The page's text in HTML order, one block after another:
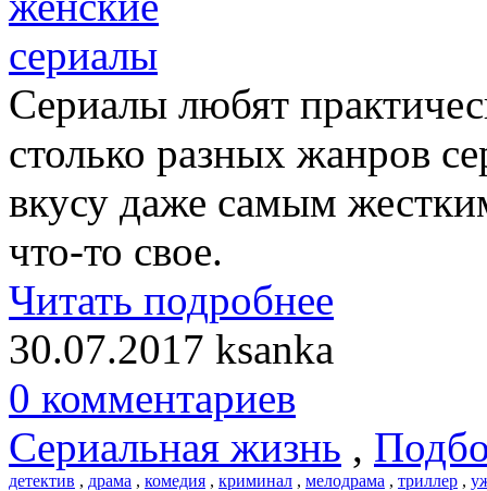
Сериалы любят
столько разных жанров
вкусу даже самым
что-то свое.
Читать подробнее
30.07.2017 ksanka
0 комментариев
Сериальная жизнь ,
детектив , драма , комедия , криминал , мелодрама , триллер ,